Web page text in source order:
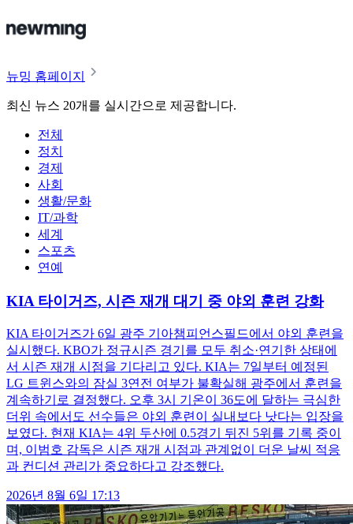
뉴밍 홈페이지
최신 뉴스 20개를 실시간으로 제공합니다.
전체
정치
경제
사회
생활/문화
IT/과학
세계
스포츠
연예
KIA 타이거즈, 시즌 재개 대기 중 야외 훈련 강화
KIA 타이거즈가 6일 광주 기아챔피언스필드에서 야외 훈련을
실시했다. KBO가 정규시즌 경기를 모두 취소·연기한 상태에
서 시즌 재개 시점을 기다리고 있다. KIA는 7일부터 예정된
LG 트윈스와의 잠실 3연전 여부가 불확실해 광주에서 훈련을
계속하기로 결정했다. 오후 3시 기온이 36도에 달하는 극심한
더위 속에서도 선수들은 야외 훈련이 실내보다 낫다는 입장을
보였다. 현재 KIA는 4위 두산에 0.5경기 뒤진 5위를 기록 중이
며, 이범호 감독은 시즌 재개 시점과 관계없이 더운 날씨 적응
과 컨디션 관리가 중요하다고 강조했다.
2026년 8월 6일 17:13